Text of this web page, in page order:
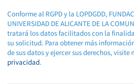
Conforme al RGPD y la LOPDGDD,
UNIVERSIDAD DE ALICANTE DE LA
tratará los datos facilitados con la
su solicitud. Para obtener más
de sus datos y ejercer sus derechos, visite
privacidad.